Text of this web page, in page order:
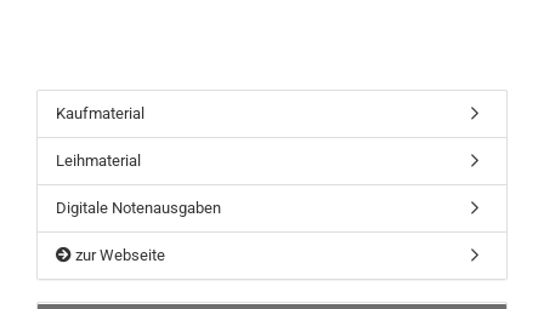
Kaufmaterial
Leihmaterial
Digitale Notenausgaben
zur Webseite